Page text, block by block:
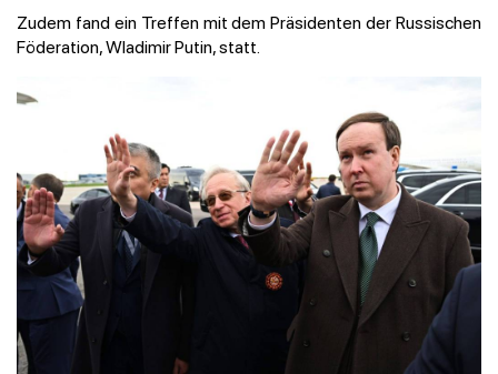
Zudem fand ein Treffen mit dem Präsidenten der Russischen
Föderation, Wladimir Putin, statt.